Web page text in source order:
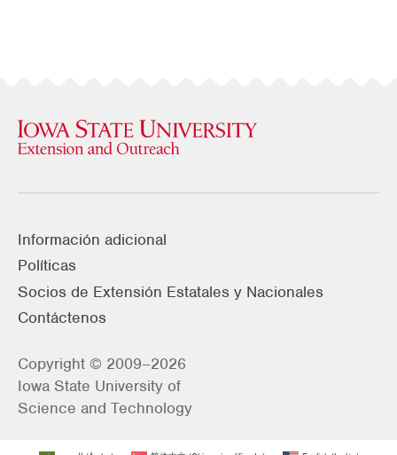
Información adicional
Políticas
Socios de Extensión Estatales y Nacionales
Contáctenos
Copyright © 2009–2026
Iowa State University of
Science and Technology